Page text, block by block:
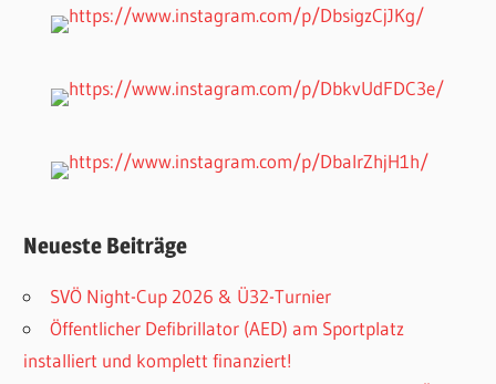
Neueste Beiträge
SVÖ Night-Cup 2026 & Ü32-Turnier
Öffentlicher Defibrillator (AED) am Sportplatz
installiert und komplett finanziert!